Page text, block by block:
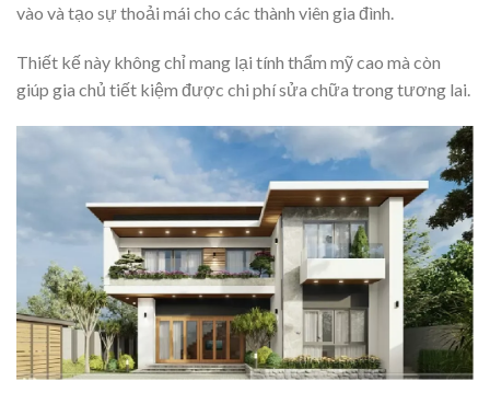
vào và tạo sự thoải mái cho các thành viên gia đình.
Thiết kế này không chỉ mang lại tính thẩm mỹ cao mà còn
giúp gia chủ tiết kiệm được chi phí sửa chữa trong tương lai.